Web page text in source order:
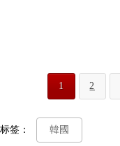
1 2
标签： 韓國